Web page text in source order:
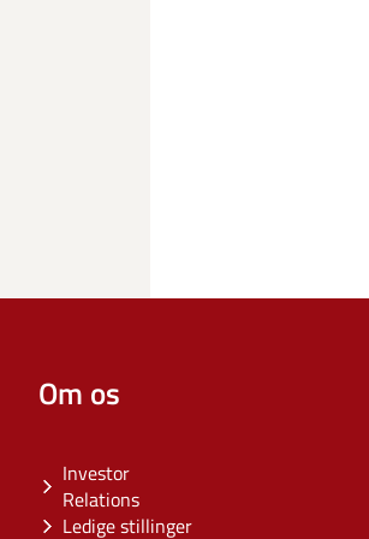
Om os
Investor
Relations
Ledige stillinger